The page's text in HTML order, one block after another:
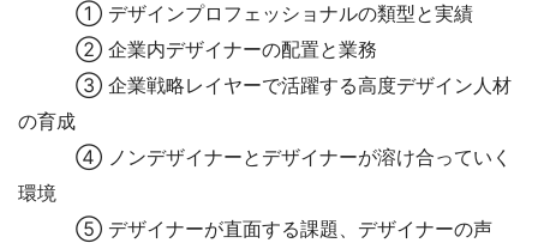
① デザインプロフェッショナルの類型と実績
② 企業内デザイナーの配置と業務
③ 企業戦略レイヤーで活躍する高度デザイン人材
の育成
④ ノンデザイナーとデザイナーが溶け合っていく
環境
⑤ デザイナーが直面する課題、デザイナーの声